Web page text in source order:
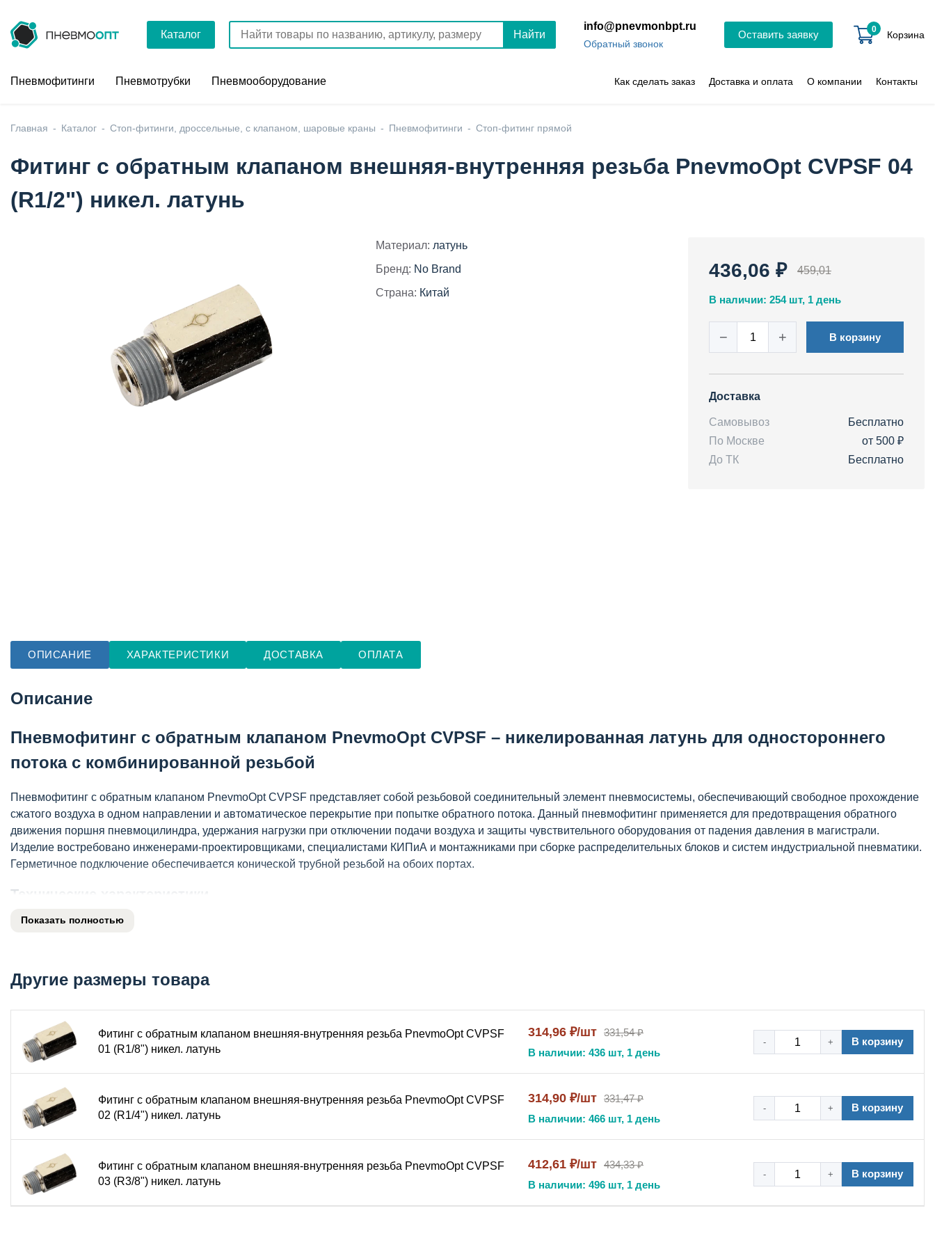
Каталог Найти
info@pnevmonbpt.ru
Обратный звонок
Оставить заявку 0 Корзина
Пневмофитинги Пневмотрубки Пневмооборудование Как сделать заказ Доставка и оплата О компании Контакты
Главная Каталог Стоп-фитинги, дроссельные, с клапаном, шаровые краны Пневмофитинги Стоп-фитинг прямой
Фитинг с обратным клапаном внешняя-внутренняя резьба PnevmoOpt CVPSF 04
(R1/2") никел. латунь
Материал: латунь
Бренд: No Brand
Страна: Китай
436,06 ₽ 459,01
В наличии: 254 шт, 1 день
− + В корзину
Доставка
Самовывоз
Бесплатно
По Москве
от 500 ₽
До ТК
Бесплатно
ОПИСАНИЕ ХАРАКТЕРИСТИКИ ДОСТАВКА ОПЛАТА
Описание
Пневмофитинг с обратным клапаном PnevmoOpt CVPSF – никелированная латунь для одностороннего
потока с комбинированной резьбой
Пневмофитинг с обратным клапаном PnevmoOpt CVPSF представляет собой резьбовой соединительный элемент пневмосистемы, обеспечивающий свободное прохождение
сжатого воздуха в одном направлении и автоматическое перекрытие при попытке обратного потока. Данный пневмофитинг применяется для предотвращения обратного
движения поршня пневмоцилиндра, удержания нагрузки при отключении подачи воздуха и защиты чувствительного оборудования от падения давления в магистрали.
Изделие востребовано инженерами-проектировщиками, специалистами КИПиА и монтажниками при сборке распределительных блоков и систем индустриальной пневматики.
Герметичное подключение обеспечивается конической трубной резьбой на обоих портах.
Технические характеристики
Тип устройства: обратный клапан резьбовой
Присоединительная резьба: уточняется в зависимости от исполнения (R1/8, R1/4, R3/8, R1/2)
Максимальное давление: 1,2 – 1,6 МПа
Температура эксплуатации: от -20 °C до +60 °C
Рабочая среда: сжатый воздух, вакуум
Основное назначение и условия эксплуатации
Обратный клапан CVPSF устанавливается в пневмолинию для обеспечения прохождения потока строго в одном направлении – от внутренней резьбы к наружной.
Внутренний запорный механизм автоматически перекрывает сечение при возникновении обратного потока, что позволяет фиксировать исполнительные механизмы в
внутренней, другой с наружной резьбой одного размера, что позволяет легко врезать клапан в магистраль без дополнительных переходников. Корпус из латуни марки ЛС59-1
с никелевым покрытием устойчив к коррозии, агрессивным средам, перепадам температур и скачкам давления, что обеспечивает повышенную надежность и длительный срок
Показать полностью
Другие размеры товара
Фитинг с обратным клапаном внешняя-внутренняя резьба PnevmoOpt CVPSF
01 (R1/8") никел. латунь
314,96 ₽/шт 331,54 ₽
В наличии: 436 шт, 1 день
- + В корзину
Фитинг с обратным клапаном внешняя-внутренняя резьба PnevmoOpt CVPSF
02 (R1/4") никел. латунь
314,90 ₽/шт 331,47 ₽
В наличии: 466 шт, 1 день
- + В корзину
Фитинг с обратным клапаном внешняя-внутренняя резьба PnevmoOpt CVPSF
03 (R3/8") никел. латунь
412,61 ₽/шт 434,33 ₽
В наличии: 496 шт, 1 день
- + В корзину